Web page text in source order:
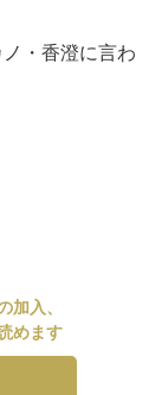
・香澄に言わ
入、
めます